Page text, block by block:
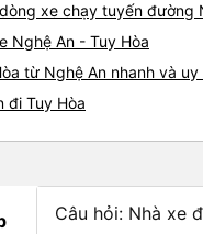
xe chạy tuyến đường
Nghệ An - Tuy Hòa
từ Nghệ An nhanh và
đi Tuy Hòa
Câu hỏi: Nhà xe